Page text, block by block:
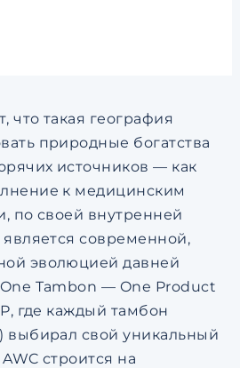
что такая география
природные богатства
источников — как
к медицинским
по своей внутренней
является современной,
эволюцией давней
One Tambon — One Product
где каждый тамбон
выбирал свой уникальный
строится на